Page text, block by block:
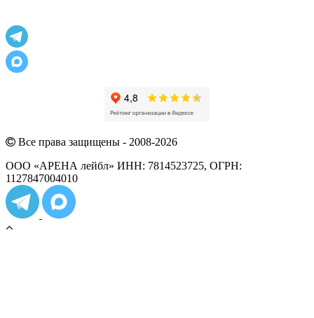
Все права защищены - 2008-2026
ООО «АРЕНА лейбл» ИНН: 7814523725, ОГРН:
1127847004010